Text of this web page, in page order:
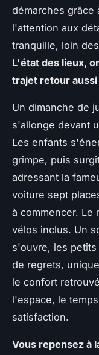
démarches grâce
l'attention aux
tranquille, loin
L'état des lieux,
trajet retour
Un dimanche de
s'allonge devant
Les enfants
grimpe, puis
adressant la
voiture sept
à commencer. Le
vélos inclus. Un
s'ouvre, les petits
de regrets,
le confort
l'espace, le
satisfaction.
Vous repensez à